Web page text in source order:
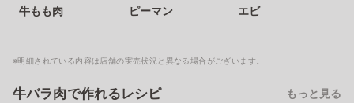
牛もも肉 ピーマン エビ
※明細されている内容は店舗の実売状況と異なる場合がございます。
牛バラ肉で作れるレシピ もっと見る